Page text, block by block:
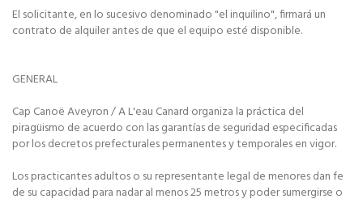
El solicitante, en lo sucesivo denominado "el inquilino", firmará un
contrato de alquiler antes de que el equipo esté disponible.
GENERAL
Cap Canoë Aveyron / A L'eau Canard organiza la práctica del
piragüismo de acuerdo con las garantías de seguridad especificadas
por los decretos prefecturales permanentes y temporales en vigor.
Los practicantes adultos o su representante legal de menores dan fe
de su capacidad para nadar al menos 25 metros y poder sumergirse o